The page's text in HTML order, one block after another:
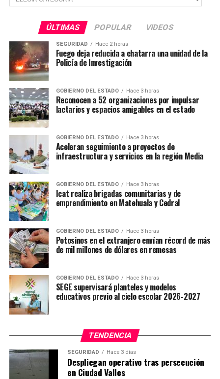
ÚLTIMAS POPULAR VIDEOS
SEGURIDAD Hace 2 horas
Fuego deja reducida a chatarra una unidad de la
Policía de Investigación
GOBIERNO DEL ESTADO Hace 3 horas
Reconocen a 52 organizaciones por impulsar
lactarios y espacios amigables en el estado
GOBIERNO DEL ESTADO Hace 3 horas
Aceleran seguimiento a proyectos de
infraestructura y servicios en la región Media
GOBIERNO DEL ESTADO Hace 3 horas
Icat realiza brigadas comunitarias y de
emprendimiento en Matehuala y Cedral
GOBIERNO DEL ESTADO Hace 3 horas
Potosinos en el extranjero envían récord de más
de mil millones de dólares en remesas
GOBIERNO DEL ESTADO Hace 3 horas
SEGE supervisará planteles y modelos
educativos previo al ciclo escolar 2026-2027
TENDENCIA
SEGURIDAD Hace 3 días
Despliegan operativo tras persecución
en Ciudad Valles